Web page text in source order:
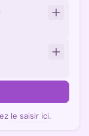
le saisir ici.